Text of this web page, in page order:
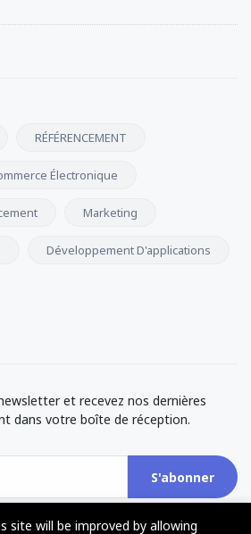
RÉFÉRENCEMENT
Électronique
Marketing
Développement D'applications
et recevez nos dernières
dans votre boîte de réception.
S'abonner
site will be improved by allowing